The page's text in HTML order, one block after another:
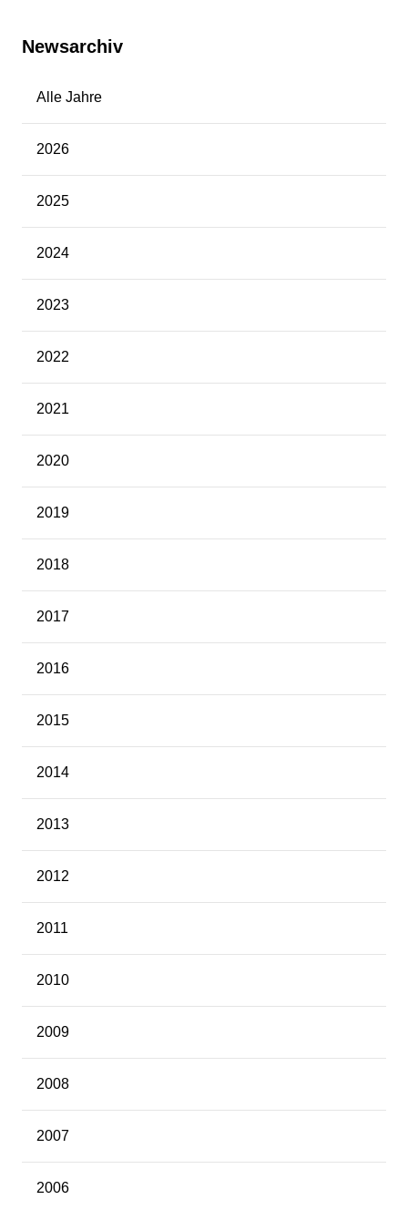
Newsarchiv
Alle Jahre
2026
2025
2024
2023
2022
2021
2020
2019
2018
2017
2016
2015
2014
2013
2012
2011
2010
2009
2008
2007
2006